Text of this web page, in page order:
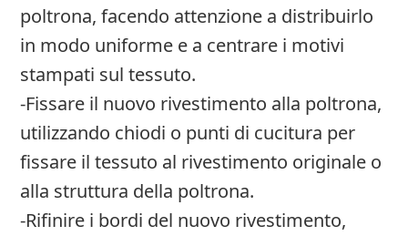
poltrona, facendo attenzione a distribuirlo
in modo uniforme e a centrare i motivi
stampati sul tessuto.
-Fissare il nuovo rivestimento alla poltrona,
utilizzando chiodi o punti di cucitura per
fissare il tessuto al rivestimento originale o
alla struttura della poltrona.
-Rifinire i bordi del nuovo rivestimento,